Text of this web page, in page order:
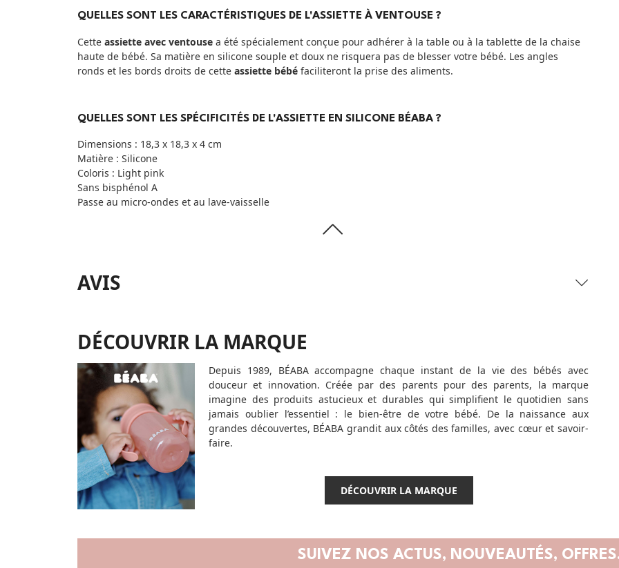
QUELLES SONT LES CARACTÉRISTIQUES DE L'ASSIETTE À VENTOUSE ?
Cette assiette avec ventouse a été spécialement conçue pour adhérer à la table ou à la tablette de la chaise
haute de bébé. Sa matière en silicone souple et doux ne risquera pas de blesser votre bébé. Les angles
ronds et les bords droits de cette assiette bébé faciliteront la prise des aliments.
QUELLES SONT LES SPÉCIFICITÉS DE L'ASSIETTE EN SILICONE BÉABA ?
Dimensions : 18,3 x 18,3 x 4 cm
Matière : Silicone
Coloris : Light pink
Sans bisphénol A
Passe au micro-ondes et au lave-vaisselle
AVIS
DÉCOUVRIR LA MARQUE
Depuis 1989, BÉABA accompagne chaque instant de la vie des bébés avec
douceur et innovation. Créée par des parents pour des parents, la marque
imagine des produits astucieux et durables qui simplifient le quotidien sans
jamais oublier l’essentiel : le bien-être de votre bébé. De la naissance aux
grandes découvertes, BÉABA grandit aux côtés des familles, avec cœur et savoir-
faire.
DÉCOUVRIR LA MARQUE
SUIVEZ NOS ACTUS, NOUVEAUTÉS,